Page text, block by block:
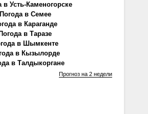
в Усть-Каменогорске
Погода в Семее
в Караганде
Погода в Таразе
в Шымкенте
в Кызылорде
в Талдыкоргане
Прогноз на 2 недели